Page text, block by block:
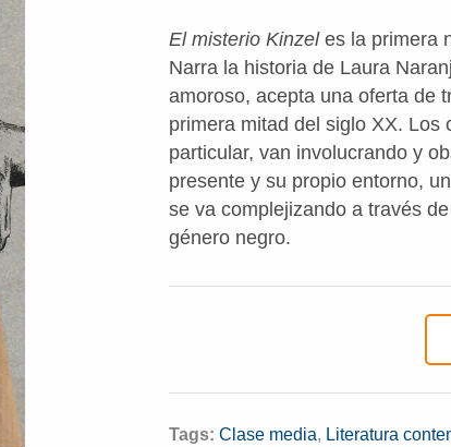
El misterio Kinzeles la primera
Narra la historia de Laura
amoroso, acepta una oferta de
primera mitad del siglo XX. Los
particular, van involucrando y
presente y su propio entorno,
se va complejizando a través
género negro.
Tags: Clase media, Literatura